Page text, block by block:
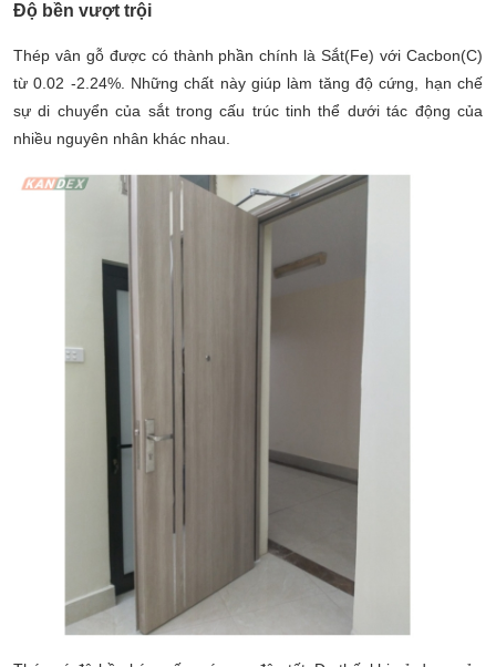
Độ bền vượt trội
Thép vân gỗ được có thành phần chính là Sắt(Fe) với Cacbon(C)
từ 0.02 -2.24%. Những chất này giúp làm tăng độ cứng, hạn chế
sự di chuyển của sắt trong cấu trúc tinh thể dưới tác động của
nhiều nguyên nhân khác nhau.